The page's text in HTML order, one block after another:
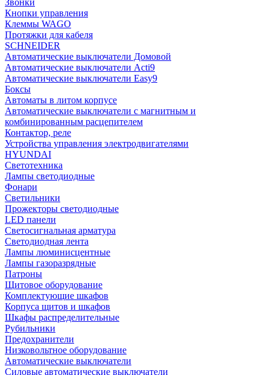
Звонки
Кнопки управления
Клеммы WAGO
Протяжки для кабеля
SCHNEIDER
Автоматические выключатели Домовой
Автоматические выключатели Acti9
Автоматические выключатели Easy9
Боксы
Автоматы в литом корпусе
Автоматические выключатели с магнитным и
комбинированным расцепителем
Контактор, реле
Устройства управления электродвигателями
HYUNDAI
Светотехника
Лампы светодиодные
Фонари
Светильники
Прожекторы светодиодные
LED панели
Светосигнальная арматура
Светодиодная лента
Лампы люминисцентные
Лампы газоразрядные
Патроны
Щитовое оборудование
Комплектующие шкафов
Корпуса щитов и шкафов
Шкафы распределительные
Рубильники
Предохранители
Низковольтное оборудование
Автоматические выключатели
Силовые автоматические выключатели